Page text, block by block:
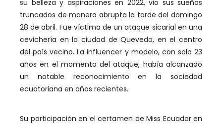
su belleza y aspiraciones en 2022, vio sus sueños
truncados de manera abrupta la tarde del domingo
28 de abril. Fue víctima de un ataque sicarial en una
cevichería en la ciudad de Quevedo, en el centro
del país vecino. La influencer y modelo, con solo 23
años en el momento del ataque, había alcanzado
un notable reconocimiento en la sociedad
ecuatoriana en años recientes.
Su participación en el certamen de Miss Ecuador en